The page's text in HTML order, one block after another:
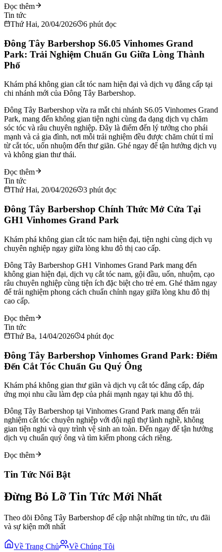
Đọc thêm
Tin tức
Thứ Hai, 20/04/2026
6 phút đọc
Đông Tây Barbershop S6.05 Vinhomes Grand
Park: Trải Nghiệm Chuẩn Gu Giữa Lòng Thành
Phố
Khám phá không gian cắt tóc nam hiện đại và dịch vụ đẳng cấp tại
chi nhánh mới của Đông Tây Barbershop.
Đông Tây Barbershop vừa ra mắt chi nhánh S6.05 Vinhomes Grand
Park, mang đến không gian tiện nghi cùng đa dạng dịch vụ chăm
sóc tóc và râu chuyên nghiệp. Đây là điểm đến lý tưởng cho phái
mạnh và cả gia đình, nơi mỗi trải nghiệm đều được chăm chút tỉ mỉ
từ cắt tóc, uốn nhuộm đến thư giãn. Ghé ngay để tận hưởng dịch vụ
và không gian thư thái.
Đọc thêm
Tin tức
Thứ Hai, 20/04/2026
3 phút đọc
Đông Tây Barbershop Chính Thức Mở Cửa Tại
GH1 Vinhomes Grand Park
Khám phá không gian cắt tóc nam hiện đại, tiện nghi cùng dịch vụ
chuyên nghiệp ngay giữa lòng khu đô thị cao cấp.
Đông Tây Barbershop GH1 Vinhomes Grand Park mang đến
không gian hiện đại, dịch vụ cắt tóc nam, gội đầu, uốn, nhuộm, cạo
râu chuyên nghiệp cùng tiện ích đặc biệt cho trẻ em. Ghé thăm ngay
để trải nghiệm phong cách chuẩn chỉnh ngay giữa lòng khu đô thị
cao cấp.
Đọc thêm
Tin tức
Thứ Ba, 14/04/2026
4 phút đọc
Đông Tây Barbershop Vinhomes Grand Park: Điểm
Đến Cắt Tóc Chuẩn Gu Quý Ông
Khám phá không gian thư giãn và dịch vụ cắt tóc đẳng cấp, đáp
ứng mọi nhu cầu làm đẹp của phái mạnh ngay tại khu đô thị.
Đông Tây Barbershop tại Vinhomes Grand Park mang đến trải
nghiệm cắt tóc chuyên nghiệp với đội ngũ thợ lành nghề, không
gian tiện nghi và quy trình vệ sinh an toàn. Đến ngay để tận hưởng
dịch vụ chuẩn quý ông và tìm kiếm phong cách riêng.
Đọc thêm
Tin Tức Nổi Bật
Đừng Bỏ Lỡ Tin Tức Mới Nhất
Theo dõi Đông Tây Barbershop để cập nhật những tin tức, ưu đãi
và sự kiện mới nhất
Về Trang Chủ Về Chúng Tôi